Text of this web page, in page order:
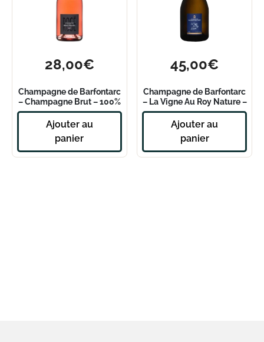
28,00€
Champagne de Barfontarc
– Champagne Brut – 100%
Rosé
Ajouter au
panier
45,00€
Champagne de Barfontarc
– La Vigne Au Roy Nature –
2014
Ajouter au
panier